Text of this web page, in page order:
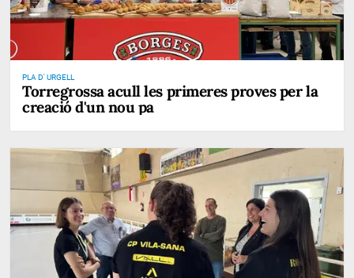
PLA D' URGELL
Torregrossa acull les primeres proves per la
creació d'un nou pa